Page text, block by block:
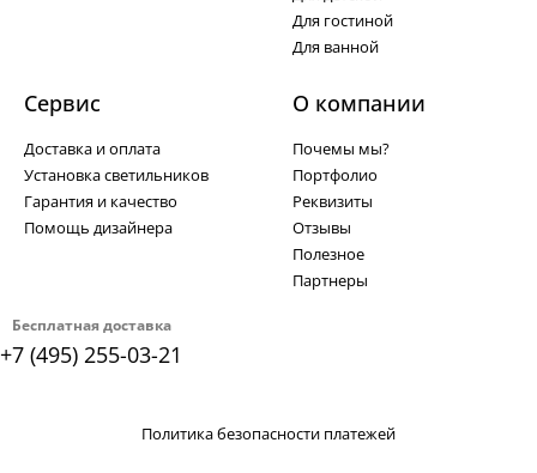
Бесплатная доставка
+7 (495) 255-03-21
Для гостиной
Для ванной
Сервис
Доставка и оплата
Установка светильников
Гарантия и качество
Помощь дизайнера
О компании
Почемы мы?
Портфолио
Реквизиты
Отзывы
Полезное
Партнеры
Политика безопасности платежей